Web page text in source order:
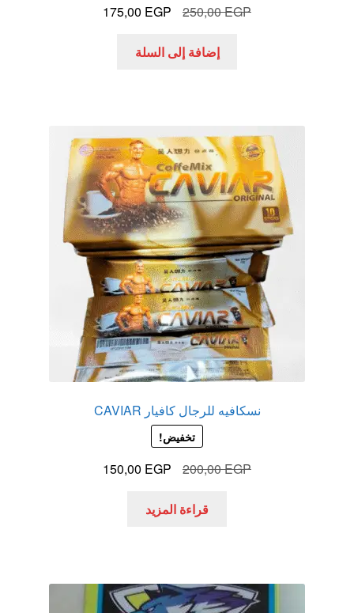
250,00EGP
السعر
هو:
175,00 EGP
السعر
إضافة إلى السلة
نسكافيه للرجال كافيار CAVIAR
تخفيض!
200,00EGP
السعر
هو:
150,00 EGP
السعر
قراءة المزيد